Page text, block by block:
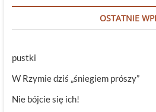
OSTATNIE
pustki
W Rzymie dziś „śniegiem prószy”
Nie bójcie się ich!